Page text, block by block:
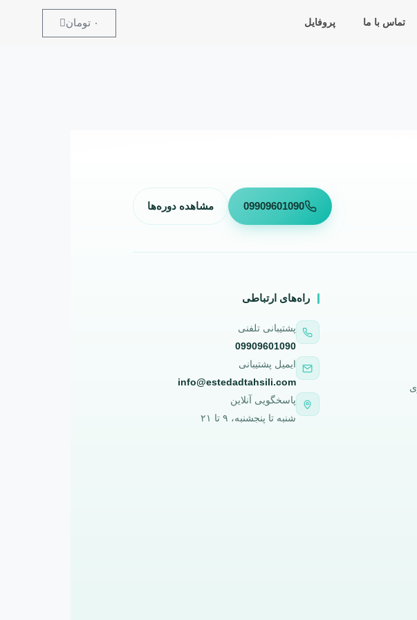
تماس با ما پروفایل ۰ تومان
09909601090 مشاهده دوره‌ها
راه‌های ارتباطی
پشتیبانی تلفنی
09909601090
ایمیل پشتیبانی
info@estedadtahsili.com
پاسخگویی آنلاین
شنبه تا پنجشنبه، ۹ تا ۲۱